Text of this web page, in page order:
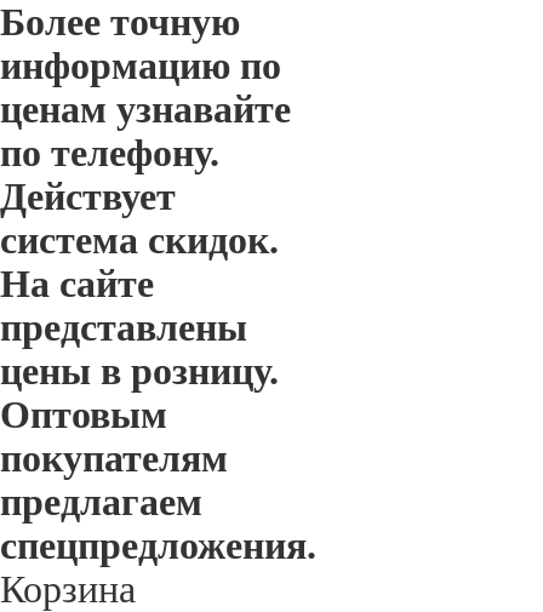
Более точную
информацию по
ценам узнавайте
по телефону.
Действует
система скидок.
На сайте
представлены
цены в розницу.
Оптовым
покупателям
предлагаем
спецпредложения.
Корзина